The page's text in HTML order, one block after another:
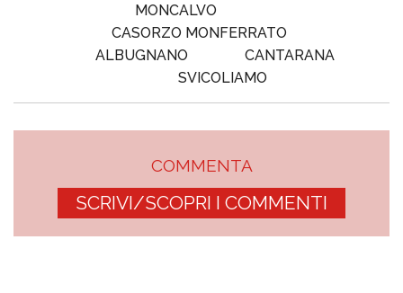
MONCALVO
CASORZO MONFERRATO
ALBUGNANO
CANTARANA
SVICOLIAMO
COMMENTA
SCRIVI/SCOPRI I COMMENTI